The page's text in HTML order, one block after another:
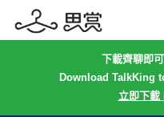
下載齊聊即
Download TalkKing
立即下